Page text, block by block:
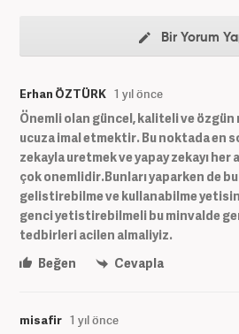
Bir Yorum
Erhan ÖZTÜRK 1 yıl önce
Önemli olan güncel, kaliteli ve özgün
ucuza imal etmektir. Bu noktada en
zekayla uretmek ve yapay zekayı
çok onemlidir.Bunları yaparken de
gelistirebilme ve kullanabilme
genci yetistirebilmeli bu minvalde
tedbirleri acilen almaliyiz.
Beğen
Cevapla
misafir 1 yıl önce